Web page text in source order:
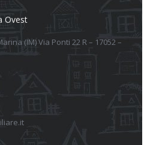
Ovest
(IM) Via Ponti 22 R – 17052 –